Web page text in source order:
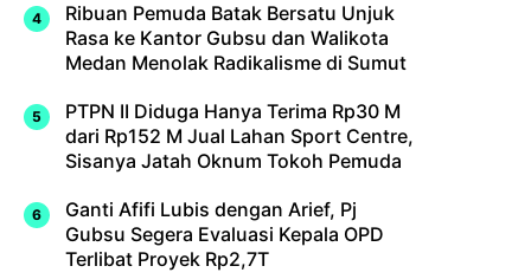
Ribuan Pemuda Batak Bersatu Unjuk
Rasa ke Kantor Gubsu dan Walikota
Medan Menolak Radikalisme di Sumut
PTPN II Diduga Hanya Terima Rp30 M
dari Rp152 M Jual Lahan Sport Centre,
Sisanya Jatah Oknum Tokoh Pemuda
Ganti Afifi Lubis dengan Arief, Pj
Gubsu Segera Evaluasi Kepala OPD
Terlibat Proyek Rp2,7T